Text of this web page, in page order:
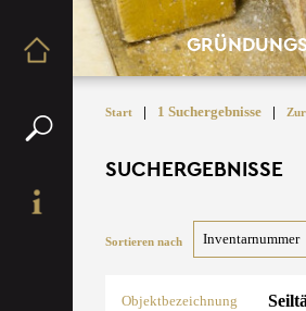
Start | 1 Suchergebnisse |
SUCHERGEBNISSE
Sortieren nach
Objektbezeichnung